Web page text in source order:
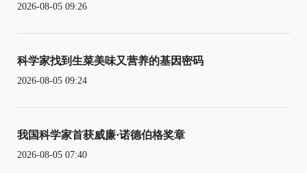
2026-08-05 09:26
科学家找到生菜美味又营养的基因密码
2026-08-05 09:24
我国科学家首获威廉·诺德伯格奖章
2026-08-05 07:40